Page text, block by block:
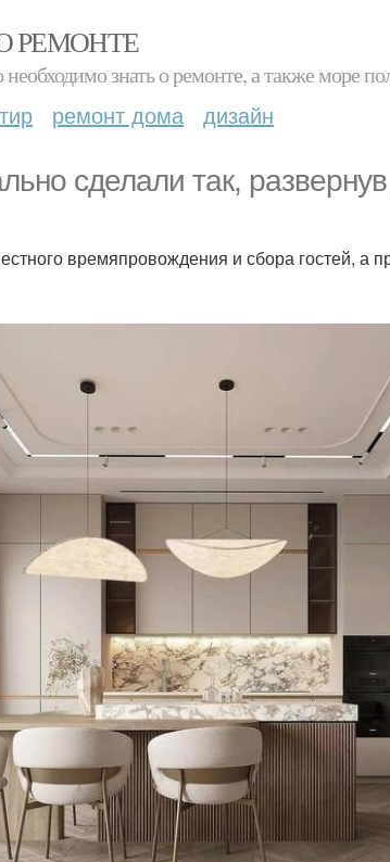
РЕМОНТЕ
знать о ремонте, а также море
ремонт дома дизайн
сделали так,
времяпровождения и сбора гостей, а